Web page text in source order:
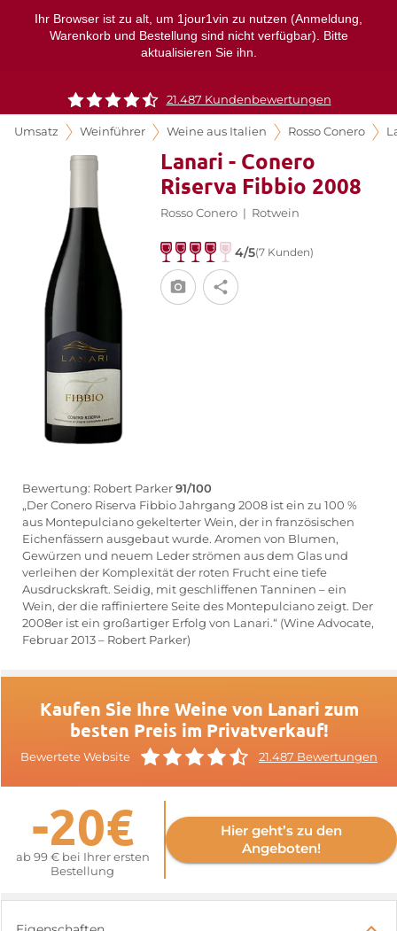
Ihr Browser ist zu alt, um 1jour1vin zu nutzen (Anmeldung,
Warenkorb und Bestellung sind nicht verfügbar). Bitte
aktualisieren Sie ihn.
21.487 Kundenbewertungen
Umsatz Weinführer Weine aus Italien Rosso Conero
Lanari - Conero
Riserva Fibbio 2008
Rosso Conero | Rotwein
4/5(7 Kunden)
Bewertung: Robert Parker 91/100
„Der Conero Riserva Fibbio Jahrgang 2008 ist ein zu 100 %
aus Montepulciano gekelterter Wein, der in französischen
Eichenfässern ausgebaut wurde. Aromen von Blumen,
Gewürzen und neuem Leder strömen aus dem Glas und
verleihen der Komplexität der roten Frucht eine tiefe
Ausdruckskraft. Seidig, mit geschliffenen Tanninen – ein
Wein, der die raffiniertere Seite des Montepulciano zeigt. Der
2008er ist ein großartiger Erfolg von Lanari.“ (Wine Advocate,
Februar 2013 – Robert Parker)
Kaufen Sie Ihre Weine von Lanari zum
besten Preis im Privatverkauf!
Bewertete Website 21.487 Bewertungen
-20€
ab 99 € bei Ihrer ersten
Bestellung
Hier geht’s zu den
Angeboten!